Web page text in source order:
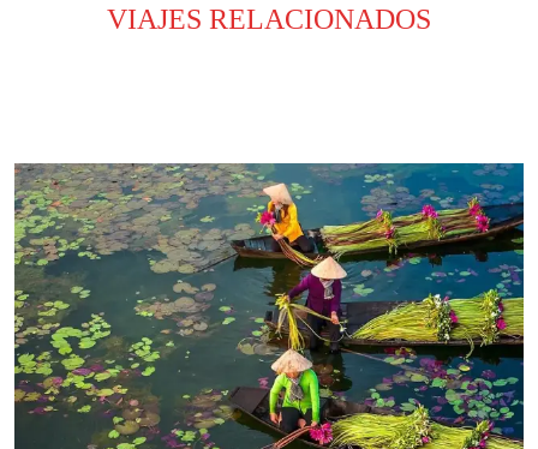
VIAJES RELACIONADOS